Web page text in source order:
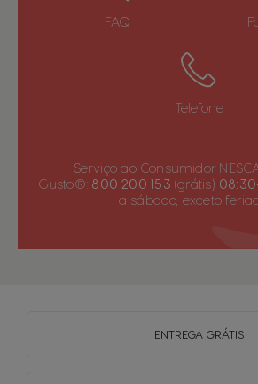
FAQ
Telefone
Serviço ao Consumidor
Gusto®: 800 200 153 (grátis)
a sábado, exceto
ENTREGA GRÁTIS